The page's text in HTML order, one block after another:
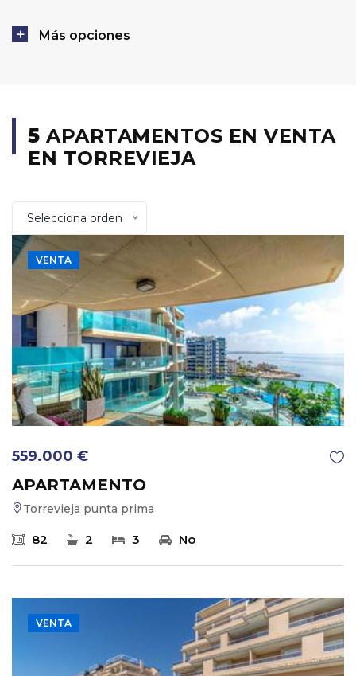
Más opciones
5 APARTAMENTOS EN VENTA
EN TORREVIEJA
Selecciona orden
VENTA
559.000 €
APARTAMENTO
Torrevieja punta prima
82 2 3 No
VENTA